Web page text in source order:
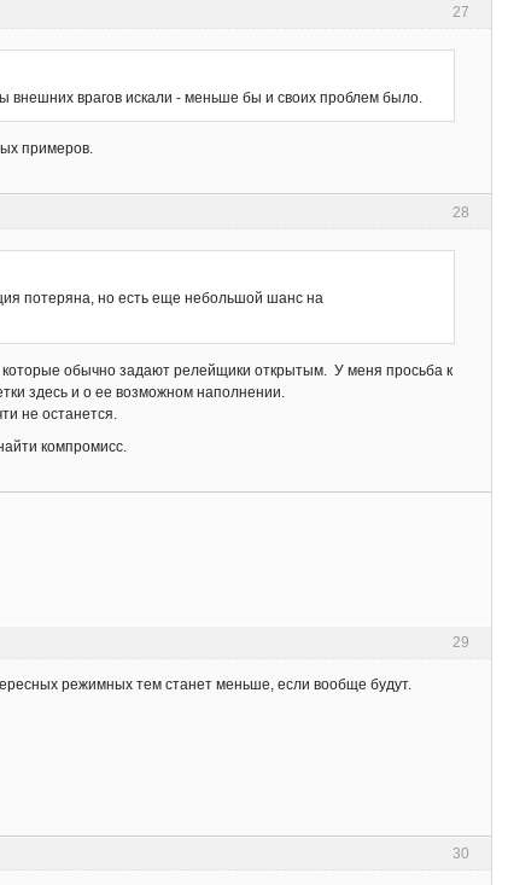
27
внешних врагов искали - меньше бы и своих проблем было.
примеров.
28
потеряна, но есть еще небольшой шанс на
обычно задают релейщики открытым. У меня просьба к
здесь и о ее возможном наполнении.
не останется.
компромисс.
29
режимных тем станет меньше, если вообще будут.
30